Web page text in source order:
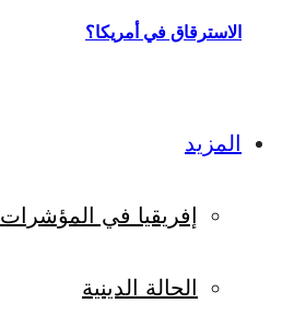
الاسترقاق في أمريكا؟
المزيد
إفريقيا في المؤشرات
الحالة الدينية